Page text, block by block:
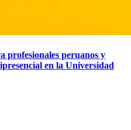
profesionales peruanos y
en la Universidad